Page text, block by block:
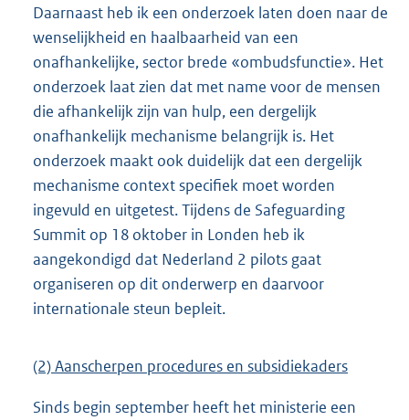
Daarnaast heb ik een onderzoek laten doen naar de
wenselijkheid en haalbaarheid van een
onafhankelijke, sector brede «ombudsfunctie». Het
onderzoek laat zien dat met name voor de mensen
die afhankelijk zijn van hulp, een dergelijk
onafhankelijk mechanisme belangrijk is. Het
onderzoek maakt ook duidelijk dat een dergelijk
mechanisme context specifiek moet worden
ingevuld en uitgetest. Tijdens de Safeguarding
Summit op 18 oktober in Londen heb ik
aangekondigd dat Nederland 2 pilots gaat
organiseren op dit onderwerp en daarvoor
internationale steun bepleit.
(2) Aanscherpen procedures en subsidiekaders
Sinds begin september heeft het ministerie een